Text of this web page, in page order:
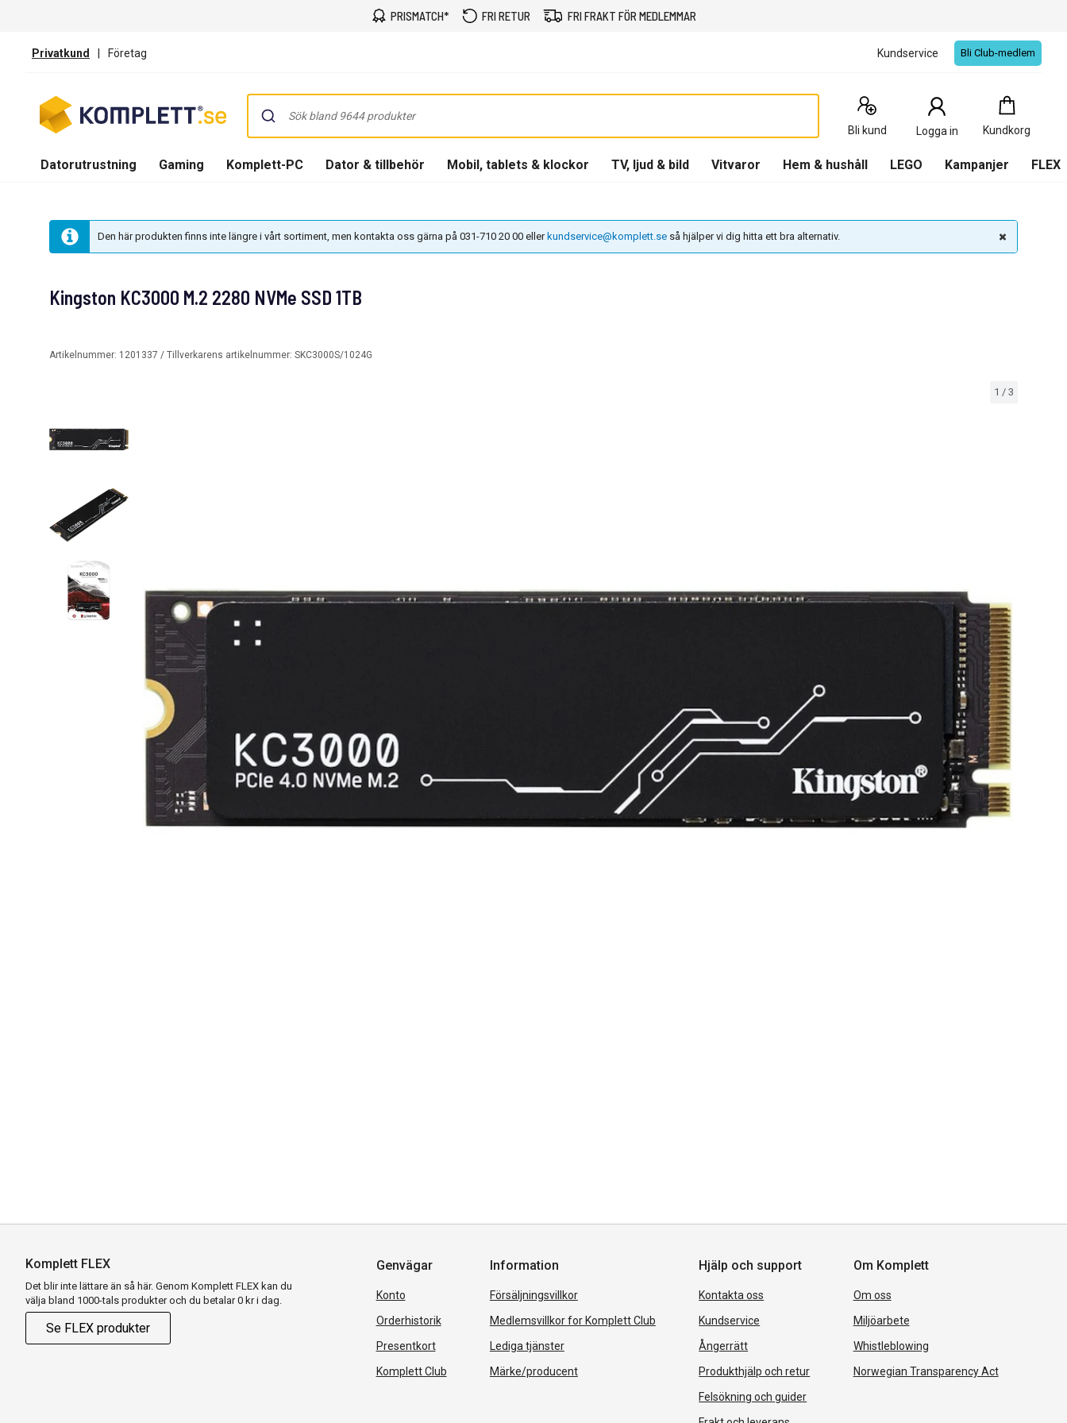
PRISMATCH* FRI RETUR FRI FRAKT FÖR MEDLEMMAR
Privatkund | Företag Kundservice Bli Club-medlem
Bli kund Logga in Kundkorg
Kundkorg
0
Produkter
Datorutrustning Gaming Komplett-PC Dator & tillbehör Mobil, tablets & klockor TV, ljud & bild Vitvaror Hem & hushåll LEGO Kampanjer FLEX
Den här produkten finns inte längre i vårt sortiment, men kontakta oss gärna på 031-710 20 00 eller kundservice@komplett.se så hjälper vi dig hitta ett bra alternativ.
1 / 3
Kingston KC3000 M.2 2280 NVMe SSD 1TB
Artikelnummer: 1201337 / Tillverkarens artikelnummer: SKC3000S/1024G
Komplett FLEX
Det blir inte lättare än så här. Genom Komplett FLEX kan du
välja bland 1000-tals produkter och du betalar 0 kr i dag.
Se FLEX produkter
Genvägar
Konto
Orderhistorik
Presentkort
Komplett Club
Information
Försäljningsvillkor
Medlemsvillkor for Komplett Club
Lediga tjänster
Märke/producent
Hjälp och support
Kontakta oss
Kundservice
Ångerrätt
Produkthjälp och retur
Felsökning och guider
Om Komplett
Om oss
Miljöarbete
Whistleblowing
Norwegian Transparency Act